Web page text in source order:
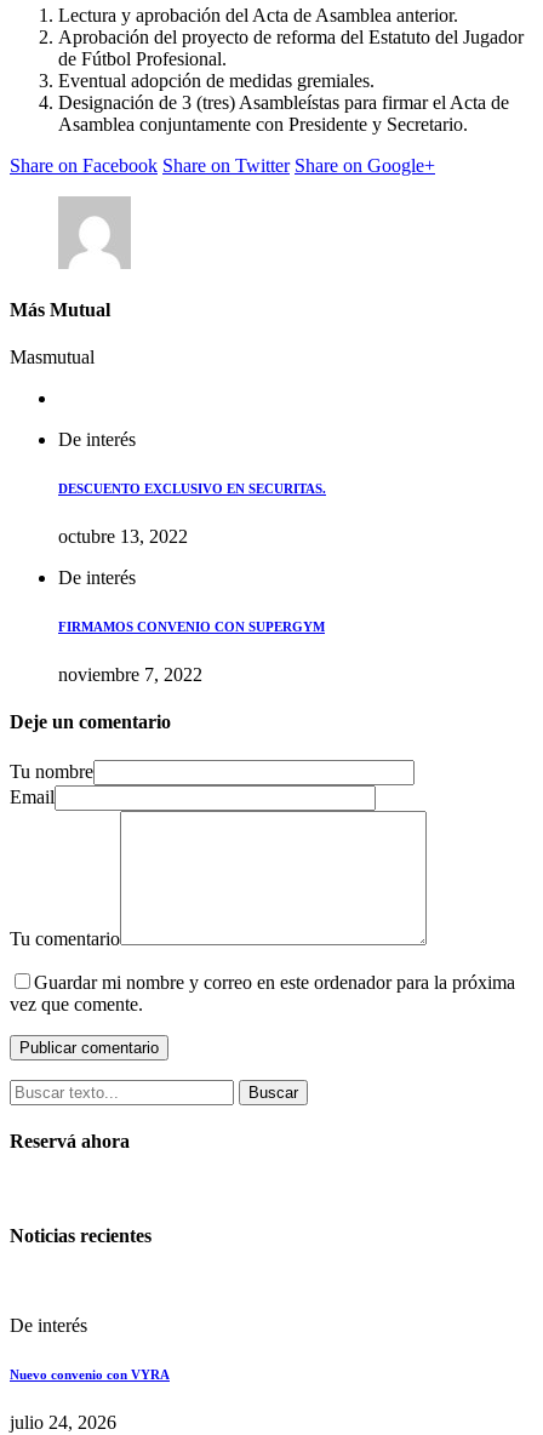
Lectura y aprobación del Acta de Asamblea anterior.
Aprobación del proyecto de reforma del Estatuto del Jugador
de Fútbol Profesional.
Eventual adopción de medidas gremiales.
Designación de 3 (tres) Asambleístas para firmar el Acta de
Asamblea conjuntamente con Presidente y Secretario.
Share on Facebook Share on Twitter Share on Google+
Más Mutual
Masmutual
De interés
DESCUENTO EXCLUSIVO EN SECURITAS.
octubre 13, 2022
De interés
FIRMAMOS CONVENIO CON SUPERGYM
noviembre 7, 2022
Deje un comentario
Tu nombre
Email
Tu comentario
Guardar mi nombre y correo en este ordenador para la próxima
vez que comente.
Buscar
Reservá ahora
Noticias recientes
De interés
Nuevo convenio con VYRA
julio 24, 2026